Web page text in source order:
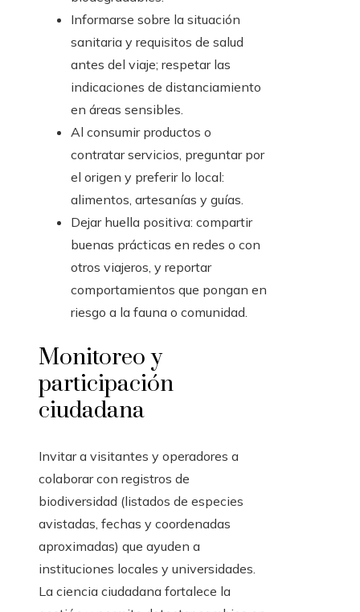
Informarse sobre la situación
sanitaria y requisitos de salud
antes del viaje; respetar las
indicaciones de distanciamiento
en áreas sensibles.
Al consumir productos o
contratar servicios, preguntar por
el origen y preferir lo local:
alimentos, artesanías y guías.
Dejar huella positiva: compartir
buenas prácticas en redes o con
otros viajeros, y reportar
comportamientos que pongan en
riesgo a la fauna o comunidad.
Monitoreo y
participación
ciudadana
Invitar a visitantes y operadores a
colaborar con registros de
biodiversidad (listados de especies
avistadas, fechas y coordenadas
aproximadas) que ayuden a
instituciones locales y universidades.
La ciencia ciudadana fortalece la